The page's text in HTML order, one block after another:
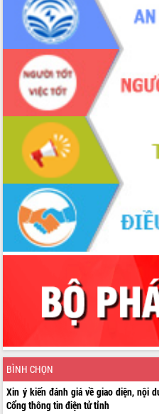
BÌNH CHỌN
Xin ý kiến đánh giá về giao diện, nội
Cổng thông tin điện tử tỉnh